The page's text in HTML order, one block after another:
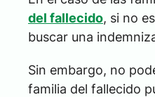
del fallecido, si no
buscar una
Sin embargo, no
familia del fallecido